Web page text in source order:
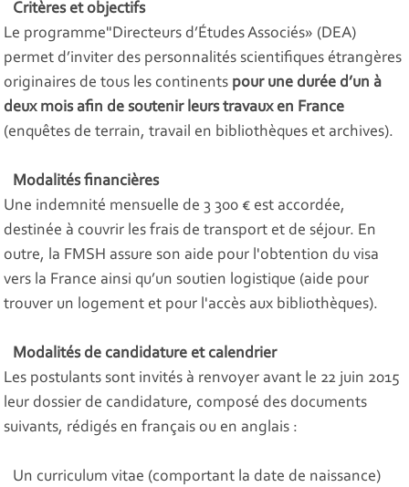
Critères et objectifs
Le programme"Directeurs d’Études Associés» (DEA)
permet d’inviter des personnalités scientifiques étrangères
originaires de tous les continents pour une durée d’un à
deux mois afin de soutenir leurs travaux en France
(enquêtes de terrain, travail en bibliothèques et archives).
Modalités financières
Une indemnité mensuelle de 3 300 € est accordée,
destinée à couvrir les frais de transport et de séjour. En
outre, la FMSH assure son aide pour l'obtention du visa
vers la France ainsi qu’un soutien logistique (aide pour
trouver un logement et pour l'accès aux bibliothèques).
Modalités de candidature et calendrier
Les postulants sont invités à renvoyer avant le 22 juin 2015
leur dossier de candidature, composé des documents
suivants, rédigés en français ou en anglais :
Un curriculum vitae (comportant la date de naissance)